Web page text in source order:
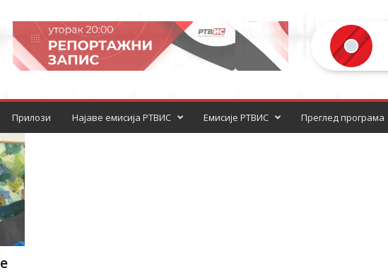
Прилози Најаве емисија РТВИС Емисије РТВИС Преглед програма